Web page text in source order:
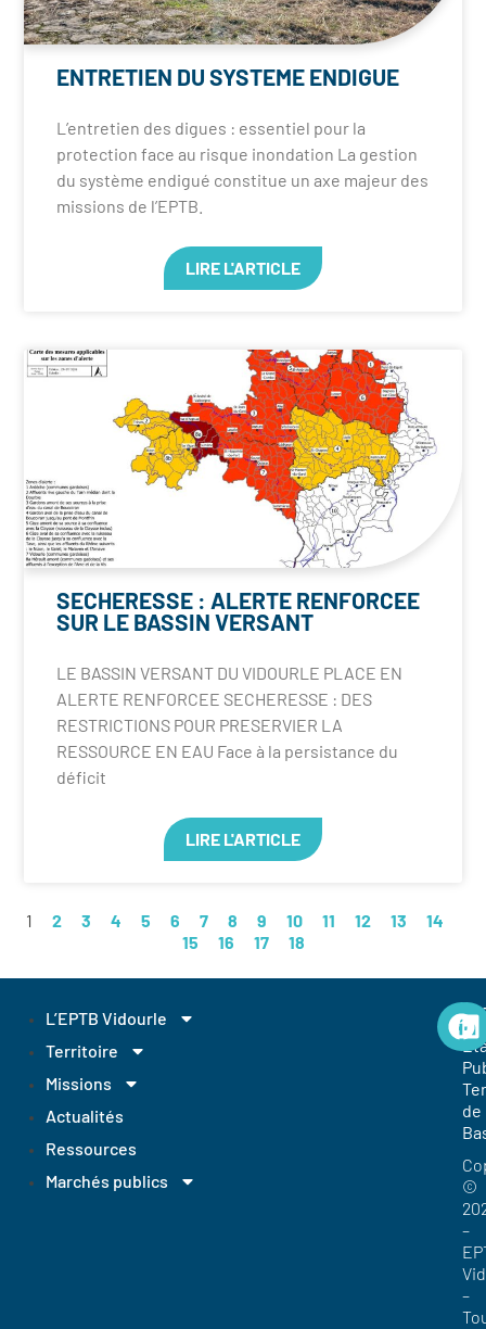
ENTRETIEN DU SYSTEME ENDIGUE
L’entretien des digues : essentiel pour la
protection face au risque inondation La gestion
du système endigué constitue un axe majeur des
missions de l’EPTB.
LIRE L'ARTICLE
SECHERESSE : ALERTE RENFORCEE
SUR LE BASSIN VERSANT
LE BASSIN VERSANT DU VIDOURLE PLACE EN
ALERTE RENFORCEE SECHERESSE : DES
RESTRICTIONS POUR PRESERVIER LA
RESSOURCE EN EAU Face à la persistance du
déficit
LIRE L'ARTICLE
1 2 3 4 5 6 7 8 9 10 11 12 13
14
15
16 17 18
L’EPTB Vidourle
Territoire
Missions
Actualités
Ressources
Marchés publics
de
©
–
–